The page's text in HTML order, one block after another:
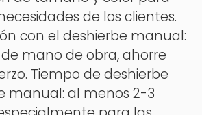
de los clientes.
con el deshierbe manual:
mano de obra, ahorre
Tiempo de deshierbe
manual: al menos 2-3